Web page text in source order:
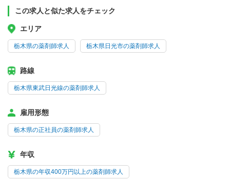
この求人と似た求人をチェック
エリア
栃木県の薬剤師求人 栃木県日光市の薬剤師求人
路線
栃木県東武日光線の薬剤師求人
雇用形態
栃木県の正社員の薬剤師求人
年収
栃木県の年収400万円以上の薬剤師求人